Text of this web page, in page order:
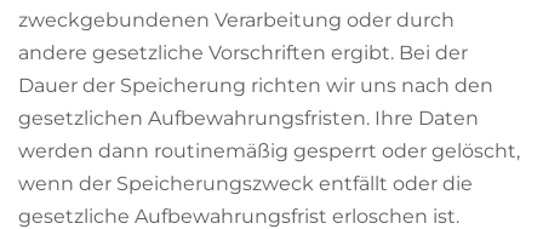
zweckgebundenen Verarbeitung oder durch
andere gesetzliche Vorschriften ergibt. Bei der
Dauer der Speicherung richten wir uns nach den
gesetzlichen Aufbewahrungsfristen. Ihre Daten
werden dann routinemäßig gesperrt oder gelöscht,
wenn der Speicherungszweck entfällt oder die
gesetzliche Aufbewahrungsfrist erloschen ist.